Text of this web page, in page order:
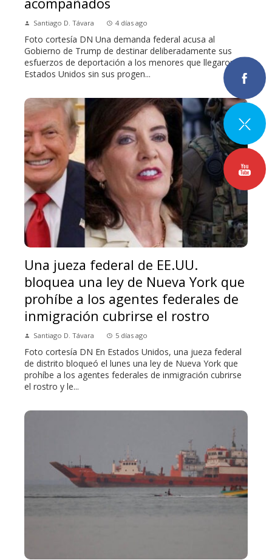
acompañados
Santiago D. Távara 4 días ago
Foto cortesía DN Una demanda federal acusa al
Gobierno de Trump de destinar deliberadamente sus
esfuerzos de deportación a los menores que llegaron a
Estados Unidos sin sus progen...
Una jueza federal de EE.UU.
bloquea una ley de Nueva York que
prohíbe a los agentes federales de
inmigración cubrirse el rostro
Santiago D. Távara 5 días ago
Foto cortesía DN En Estados Unidos, una jueza federal
de distrito bloqueó el lunes una ley de Nueva York que
prohíbe a los agentes federales de inmigración cubrirse
el rostro y le...